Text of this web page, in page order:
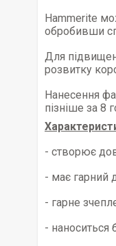
Hammerite
обробивши
Для
розвитку
Нанесення
пізніше за 8
- створює
- має гарний
- гарне
- наноситься